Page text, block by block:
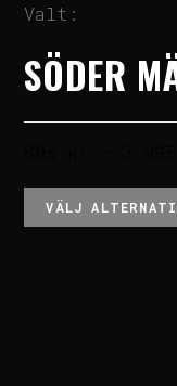
Valt:
SÖDER
VÄLJ